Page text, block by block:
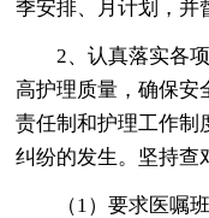
季安排、月计划，并
2、认真落实各项
高护理质量，确保安
责任制和护理工作制
纠纷的发生。坚持查
（1）要求医嘱班